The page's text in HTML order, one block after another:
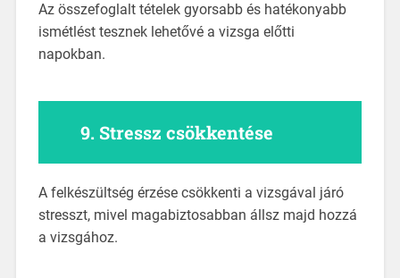
Az összefoglalt tételek gyorsabb és hatékonyabb
ismétlést tesznek lehetővé a vizsga előtti
napokban.
9. Stressz csökkentése
A felkészültség érzése csökkenti a vizsgával járó
stresszt, mivel magabiztosabban állsz majd hozzá
a vizsgához.